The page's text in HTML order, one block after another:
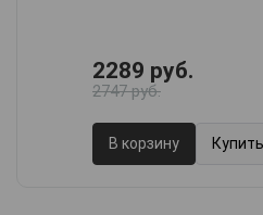
2289 руб.
2747 руб.
В корзину